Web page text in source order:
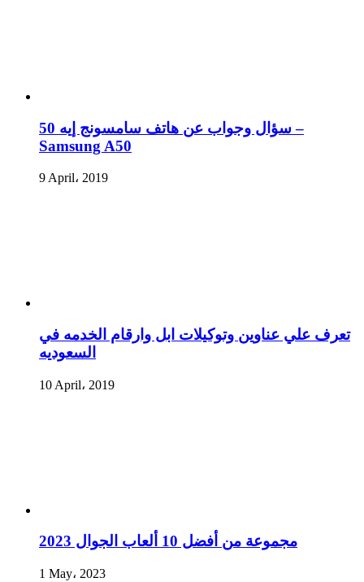
سؤال وجواب عن هاتف سامسونج إيه 50 –
Samsung A50
9 April، 2019
تعرف علي عناوين وتوكيلات ابل وارقام الخدمه في
السعوديه
10 April، 2019
مجموعة من أفضل 10 ألعاب الجوال 2023
1 May، 2023